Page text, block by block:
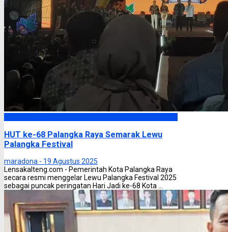
HUT ke-68 Palangka Raya Semarak Lewu
Palangka Festival
maradona - 19 Agustus 2025
Lensakalteng.com - Pemerintah Kota Palangka Raya
secara resmi menggelar Lewu Palangka Festival 2025
sebagai puncak peringatan Hari Jadi ke-68 Kota ...